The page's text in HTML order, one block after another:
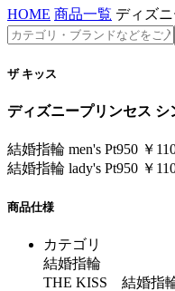
HOME 商品一覧 ディズ
ザ キッス
ディズニープリンセス シ
結婚指輪 men's Pt950 ￥
結婚指輪 lady's Pt950 ￥
商品仕様
カテゴリ
結婚指輪
THE KISS 結婚指